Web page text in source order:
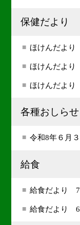
保健だより
ほけんだよ
ほけんだよ
ほけんだよ
各種おしらせ
令和8年６月
給食
給食だより
給食だより